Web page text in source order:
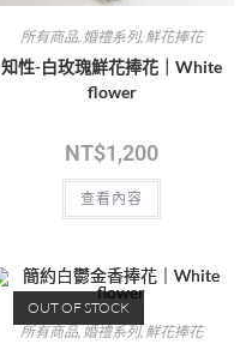
所有商品, 婚禮系列, 鮮花捧花
知性-白玫瑰鮮花捧花｜White
flower
NT$1,200
查看內容
OUT OF STOCK
所有商品, 婚禮系列, 鮮花捧花